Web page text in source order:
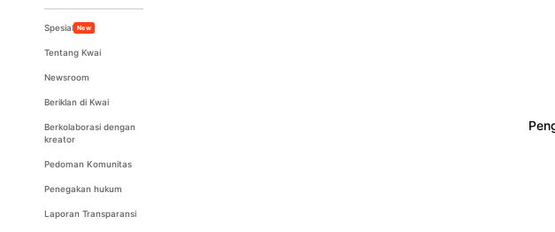
Spesial New
Tentang Kwai
Newsroom
Beriklan di Kwai
Berkolaborasi dengan
kreator
Pedoman Komunitas
Penegakan hukum
Laporan Transparansi